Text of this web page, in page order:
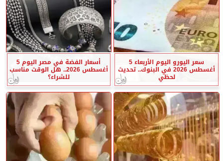
سعر اليورو اليوم الأربعاء 5
أغسطس 2026 في البنوك.. تحديث
لحظي
أسعار الفضة في مصر اليوم 5
أغسطس 2026.. هل الوقت مناسب
للشراء؟